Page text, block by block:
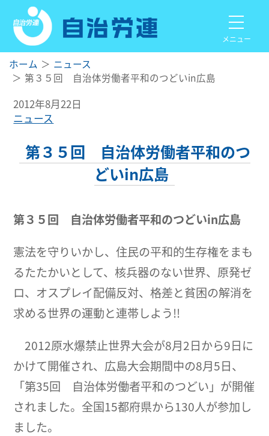
メニュー
ホーム
ニュース
第３５回 自治体労働者平和のつどいin広島
2012年8月22日
ニュース
第３５回 自治体労働者平和のつ
どいin広島
第３５回 自治体労働者平和のつどいin広島
憲法を守りいかし、住民の平和的生存権をまも
るたたかいとして、核兵器のない世界、原発ゼ
ロ、オスプレイ配備反対、格差と貧困の解消を
求める世界の運動と連帯しよう!!
2012原水爆禁止世界大会が8月2日から9日に
かけて開催され、広島大会期間中の8月5日、
「第35回 自治体労働者平和のつどい」が開催
されました。全国15都府県から130人が参加し
ました。